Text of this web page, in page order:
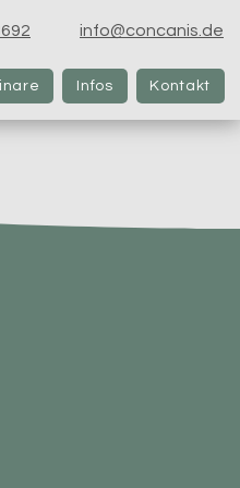
info@concanis.de
Infos Kontakt